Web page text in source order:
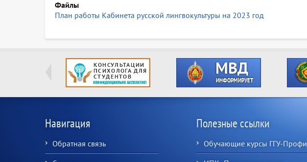
Файлы
План работы Кабинета русской лингвокультуры на 2023 год
Навигация
Обратная связь
Полезные ссылки
Обучающие курсы ГГУ-Профи